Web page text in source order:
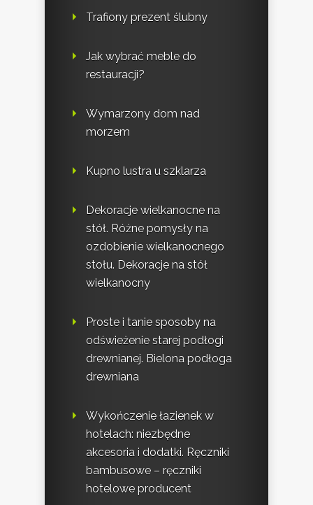
Trafiony prezent ślubny
Jak wybrać meble do
restauracji?
Wymarzony dom nad
morzem
Kupno lustra u szklarza
Dekoracje wielkanocne na
stół. Różne pomysły na
ozdobienie wielkanocnego
stołu. Dekoracje na stół
wielkanocny
Proste i tanie sposoby na
odświeżenie starej podłogi
drewnianej. Bielona podłoga
drewniana
Wykończenie łazienek w
hotelach: niezbędne
akcesoria i dodatki. Ręczniki
bambusowe – ręczniki
hotelowe producent